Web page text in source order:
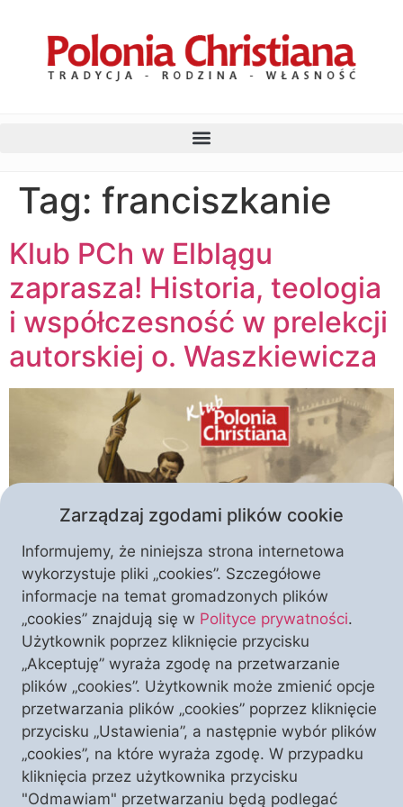
Tag: franciszkanie
Klub PCh w Elblągu
zaprasza! Historia, teologia
i współczesność w prelekcji
autorskiej o. Waszkiewicza
Wciągająca opowieść historyczno-teologiczna o
franciszkańskich wojownikach, z odniesieniami do
współczesności – to właśnie rdzeń autorskiej
prelekcji, na którą serdecznie zaprasza Klub „Polonia
Christiana” w Elblągu. Wygłosi ją rekolekcjonista i
pisarz ojciec Wawrzyniec Maria Waszkiewicz ze
Zgromadzenia Misjonarzy Matki Bożej Anielskiej.
Współorganizatorem spotkania jest Stowarzyszenie
Elbląscy Patrioci. Nasz prelegent wygłosi prelekcję
pt. „Pokój, dobro, wojna. Opowieści […]
Zarządzaj zgodami plików cookie
Informujemy, że niniejsza strona internetowa
wykorzystuje pliki „cookies”. Szczegółowe
informacje na temat gromadzonych plików
„cookies” znajdują się w Polityce prywatności.
Użytkownik poprzez kliknięcie przycisku
„Akceptuję” wyraża zgodę na przetwarzanie
plików „cookies”. Użytkownik może zmienić opcje
przetwarzania plików „cookies” poprzez kliknięcie
przycisku „Ustawienia”, a następnie wybór plików
„cookies”, na które wyraża zgodę. W przypadku
kliknięcia przez użytkownika przycisku
"Odmawiam" przetwarzaniu będą podlegać